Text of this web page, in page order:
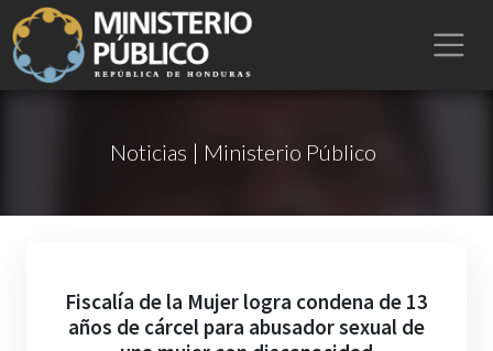
Noticias | Ministerio Público
Fiscalía de la Mujer logra condena de 13
años de cárcel para abusador sexual de